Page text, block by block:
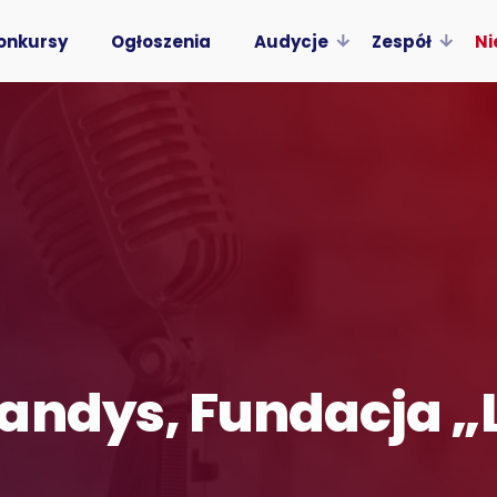
Ogłoszenia Audycje Zespół
Fundacja